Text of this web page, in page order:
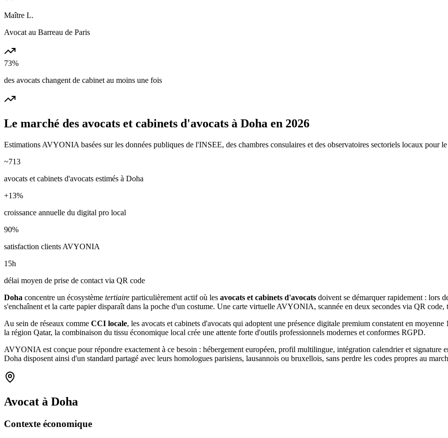
Maître L.
Avocat au Barreau de Paris
73%
des avocats changent de cabinet au moins une fois
Le marché des avocats et cabinets d'avocats à Doha en 2026
Estimations AVYONIA basées sur les données publiques de l'INSEE, des chambres consulaires et des observatoires sectoriels locaux pour
~713
avocats et cabinets d'avocats estimés à Doha
+13%
croissance annuelle du digital pro local
90%
satisfaction clients AVYONIA
15h
délai moyen de prise de contact via QR code
Doha concentre un écosystème tertiaire particulièrement actif où les avocats et cabinets d'avocats doivent se démarquer rapidement : lors
s'enchaînent et la carte papier disparaît dans la poche d'un costume. Une carte virtuelle AVYONIA, scannée en deux secondes via QR
Au sein de réseaux comme CCI locale, les avocats et cabinets d'avocats qui adoptent une présence digitale premium constatent en moyenne
la région Qatar, la combinaison du tissu économique local crée une attente forte d'outils professionnels modernes et conformes RGPD.
AVYONIA est conçue pour répondre exactement à ce besoin : hébergement européen, profil multilingue, intégration calendrier et signature
Doha disposent ainsi d'un standard partagé avec leurs homologues parisiens, lausannois ou bruxellois, sans perdre les codes propres au
Avocat à Doha
Contexte économique